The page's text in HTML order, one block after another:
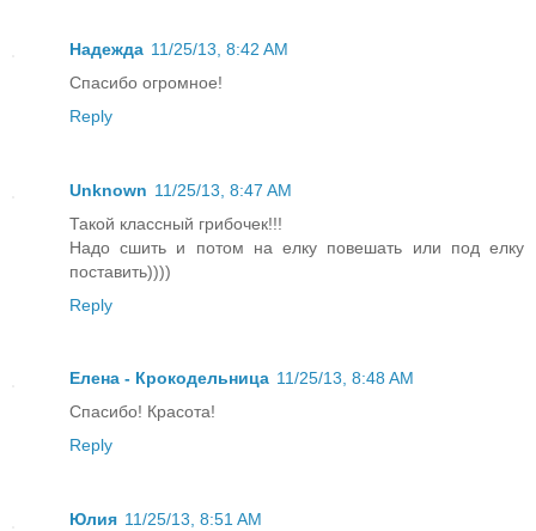
Надежда 11/25/13, 8:42 AM
Спасибо огромное!
Reply
Unknown 11/25/13, 8:47 AM
Такой классный грибочек!!!
Надо сшить и потом на елку повешать или под елку
поставить))))
Reply
Елена - Крокодельница 11/25/13, 8:48 AM
Спасибо! Красота!
Reply
Юлия 11/25/13, 8:51 AM